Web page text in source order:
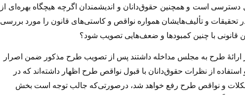
است و همچنین حقوق‌دانان و اندیشمندان اگرچه هیچگاه بهره‌اى از
تحقیقات و تألیف‌هایشان همواره نواقص و کاستى‌هاى قانون را مورد بررسى
قانونى با چنین کمبود‌ها و ضعف‌هایى تصویب شود؟
ارائهٔ طرح به مجلس مداخله داشتند پس از تصویب طرح مذکور ضمن اصرار
استفاده از نظرات حقوق‌دانان با قبول نواقص طرح اظهار داشته‌اند که در
و نواقص طرح رفع خواهد شد، درصورتى‌که جالب توجه است بخش